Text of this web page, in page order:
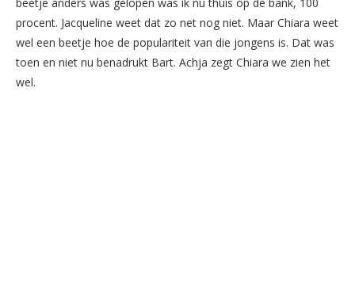
procent. Jacqueline weet dat zo net nog niet. Maar Chiara weet
wel een beetje hoe de populariteit van die jongens is. Dat was
toen en niet nu benadrukt Bart. Achja zegt Chiara we zien het
wel.